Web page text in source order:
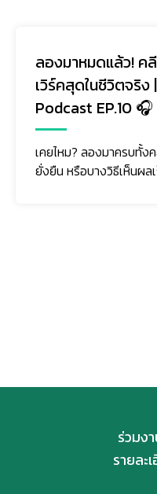
ลองมาหมดแล้ว! ค
เวิร์คสุดในชีวิตจริ
Podcast EP.10 🎧
เคยไหม? ลองมาครบทั้ง
ยั่งยืน หรือบางวิธีเห็นผล
ร่วมง
รายละ